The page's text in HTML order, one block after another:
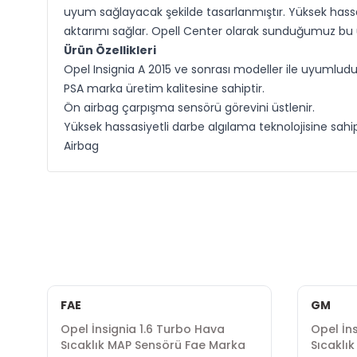
uyum sağlayacak şekilde tasarlanmıştır. Yüksek
aktarımı sağlar. Opell Center olarak sunduğumuz bu
Ürün Özellikleri
Opel Insignia A 2015 ve sonrası modeller ile
PSA marka üretim kalitesine sahiptir.
Ön airbag çarpışma sensörü görevini üstlenir.
Yüksek hassasiyetli darbe algılama teknolojisine
Airbag
FAE
Opel İnsignia 1.6 Turbo Hava
Sıcaklık MAP Sensörü Fae Marka
GM
Opel